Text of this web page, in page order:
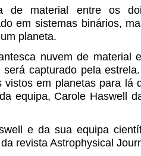
de material entre os
em sistemas binários,
planeta.
nuvem de material
capturado pela
vistos em planetas para lá
equipa, Carole Haswell
e da sua equipa
revista Astrophysical